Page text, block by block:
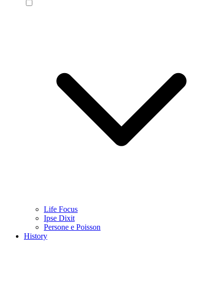
Life Focus
Ipse Dixit
Persone e Poisson
History